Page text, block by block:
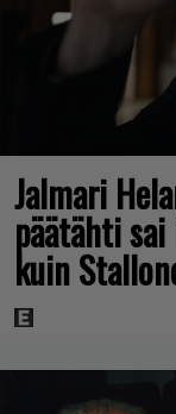
Jalmari
päätähti
kuin